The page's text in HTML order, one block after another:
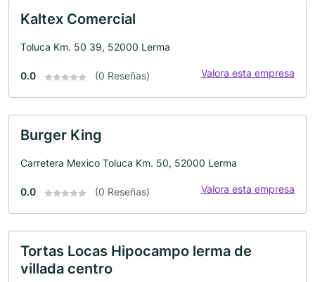
Kaltex Comercial
Toluca Km. 50 39, 52000 Lerma
0.0 (0 Reseñas) Valora esta empresa
Burger King
Carretera Mexico Toluca Km. 50, 52000 Lerma
0.0 (0 Reseñas) Valora esta empresa
Tortas Locas Hipocampo lerma de
villada centro